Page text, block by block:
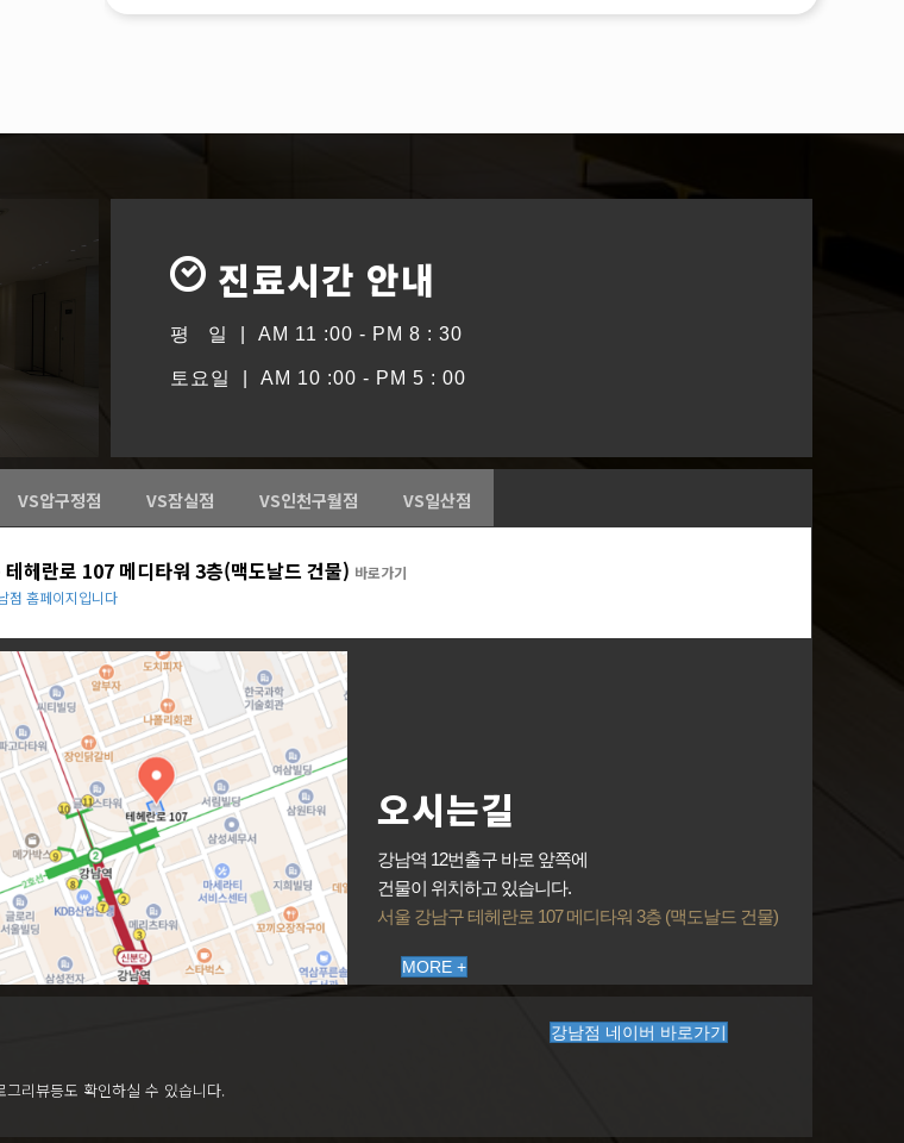
진료시간 안내
평 일 | AM 11 :00 - PM 8 : 30
토요일 | AM 10 :00 - PM 5 : 00
VS압구정점 VS잠실점 VS인천구월점 VS일산점
테헤란로 107 메디타워 3층(맥도날드 건물) 바로가기
점 홈페이지입니다
오시는길
강남역 12번출구 바로 앞쪽에
건물이 위치하고 있습니다.
서울 강남구 테헤란로 107 메디타워 3층 (맥도날드 건물)
MORE +
리뷰등도 확인하실 수 있습니다.
강남점 네이버 바로가기